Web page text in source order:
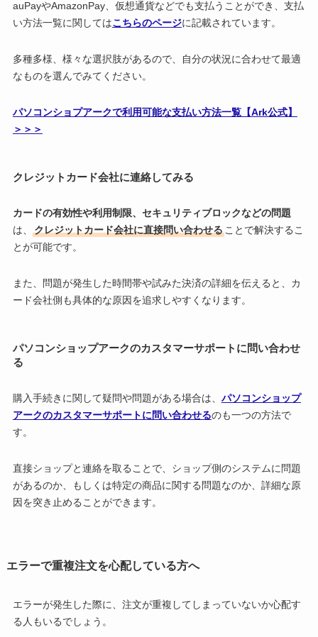
auPayやAmazonPay、仮想通貨などでも支払うことができ、支払
い方法一覧に関してはこちらのページに記載されています。
多種多様、様々な選択肢があるので、自分の状況に合わせて最適
なものを選んでみてください。
パソコンショプアークで利用可能な支払い方法一覧【Ark公式】
＞＞＞
クレジットカード会社に連絡してみる
カードの有効性や利用制限、セキュリティブロックなどの問題
は、
クレジットカード会社に直接問い合わせることで解決するこ
とが可能です。
また、問題が発生した時間帯や試みた決済の詳細を伝えると、カ
ード会社側も具体的な原因を追求しやすくなります。
パソコンショップアークのカスタマーサポートに問い合わせ
る
購入手続きに関して疑問や問題がある場合は、 パソコンショップ
アークのカスタマーサポートに問い合わせるのも一つの方法で
す。
直接ショップと連絡を取ることで、ショップ側のシステムに問題
があるのか、もしくは特定の商品に関する問題なのか、詳細な原
因を突き止めることができます。
エラーで重複注文を心配している方へ
エラーが発生した際に、注文が重複してしまっていないか心配す
る人もいるでしょう。